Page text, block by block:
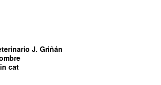
J. Griñán
cat